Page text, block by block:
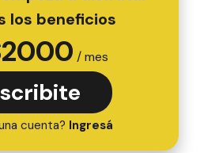
los beneficios
2000 / mes
cuenta? Ingresá